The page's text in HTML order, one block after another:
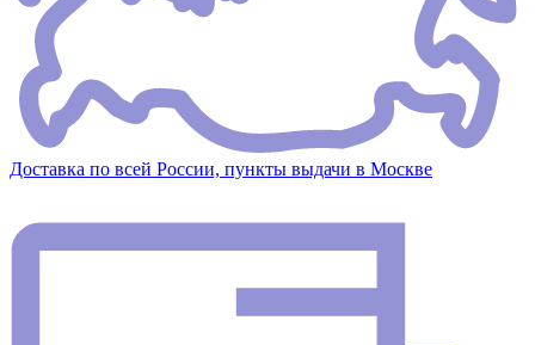
Доставка по всей России, пункты выдачи в Москве